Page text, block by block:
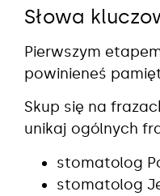
Słowa
Pierwszym
powinieneś
Skup się na
unikaj ogólnych
stomatolog
stomatolog